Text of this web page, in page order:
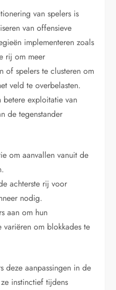
van spelers is
van offensieve
implementeren zoals
rij om meer
of spelers te clusteren om
veld te overbelasten.
exploitatie van
de tegenstander
om aanvallen vanuit de
achterste rij voor
nodig.
aan om hun
variëren om blokkades te
deze aanpassingen in de
instinctief tijdens